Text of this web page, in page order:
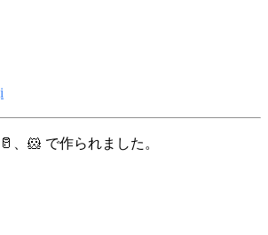
、🐹 で作られました。